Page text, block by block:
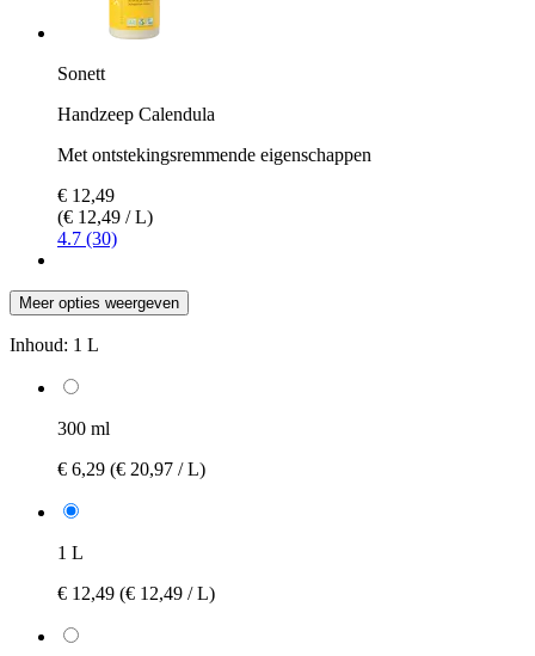
Sonett
Handzeep Calendula
Met ontstekingsremmende eigenschappen
€ 12,49
(€ 12,49 / L)
4.7 (30)
Meer opties weergeven
Inhoud: 1 L
300 ml
€ 6,29 (€ 20,97 / L)
1 L
€ 12,49 (€ 12,49 / L)